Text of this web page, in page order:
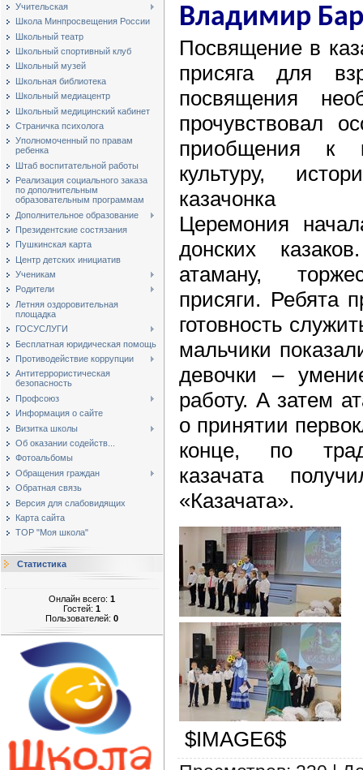
Учительская
Школа Минпросвещения России
Школьный театр
Школьный спортивный клуб
Школьный музей
Школьная библиотека
Школьный медиацентр
Школьный медицинский кабинет
Страничка психолога
Уполномоченный по правам
ребенка
Штаб воспитательной работы
Реализация социального заказа
по дополнительным
образовательным программам
Дополнительное образование
Президентские состязания
Пушкинская карта
Центр детских инициатив
Ученикам
Родители
Летняя оздоровительная
площадка
ГОСУСЛУГИ
Бесплатная юридическая помощь
Противодействие коррупции
Антитеррористическая
безопасность
Профсоюз
Информация о сайте
Визитка школы
Об оказании содейств...
Фотоальбомы
Обращения граждан
Обратная связь
Версия для слабовидящих
Карта сайта
ТОР "Моя школа"
Статистика
Онлайн всего: 1
Гостей: 1
Пользователей: 0
Владимир
Посвящение в
присяга для
посвящения
прочувствовал
приобщения к
культуру,
казачонка
Церемония
донских
атаману,
присяги. Ребята
готовность
мальчики
девочки –
работу. А затем
о принятии
конце, по
казачата
«Казачата».
$IMAGE6$